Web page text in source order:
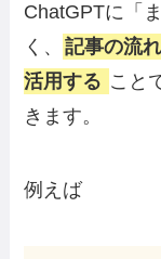
ChatGPTに「
く、 記事の流
活用する こと
きます。
例えば